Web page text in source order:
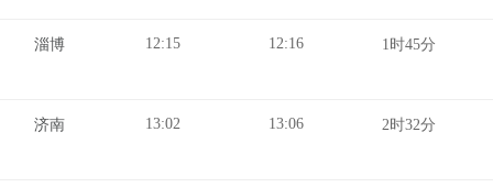
淄博 12:15 12:16 1时45分
济南 13:02 13:06 2时32分